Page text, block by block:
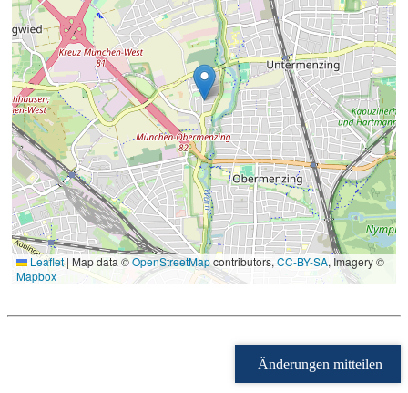
Leaflet | Map data ©OpenStreetMapcontributors, CC-BY-SA, Imagery ©
Mapbox
Änderungen mitteilen